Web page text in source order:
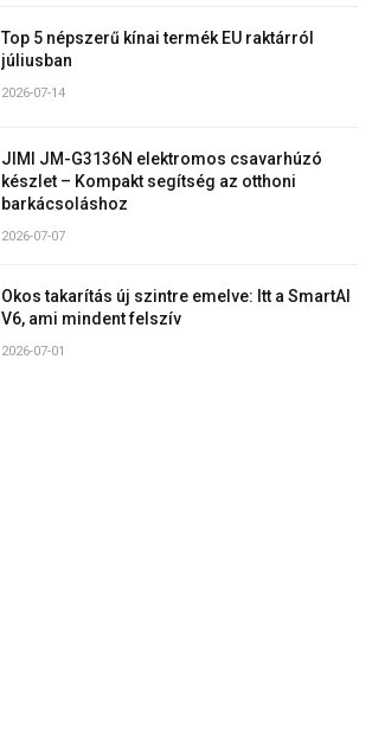
Top 5 népszerű kínai termék EU raktárról
júliusban
2026-07-14
JIMI JM-G3136N elektromos csavarhúzó
készlet – Kompakt segítség az otthoni
barkácsoláshoz
2026-07-07
Okos takarítás új szintre emelve: Itt a SmartAI
V6, ami mindent felszív
2026-07-01